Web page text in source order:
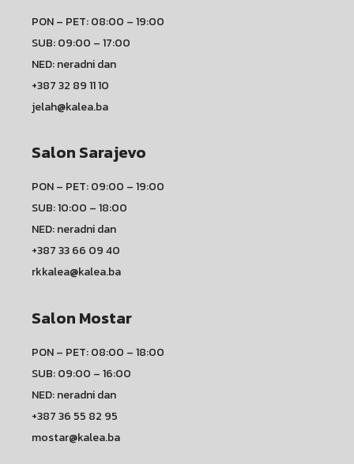
PON – PET: 08:00 – 19:00
SUB: 09:00 – 17:00
NED: neradni dan
+387 32 89 11 10
jelah@kalea.ba
Salon Sarajevo
PON – PET: 09:00 – 19:00
SUB: 10:00 – 18:00
NED: neradni dan
+387 33 66 09 40
rkkalea@kalea.ba
Salon Mostar
PON – PET: 08:00 – 18:00
SUB: 09:00 – 16:00
NED: neradni dan
+387 36 55 82 95
mostar@kalea.ba